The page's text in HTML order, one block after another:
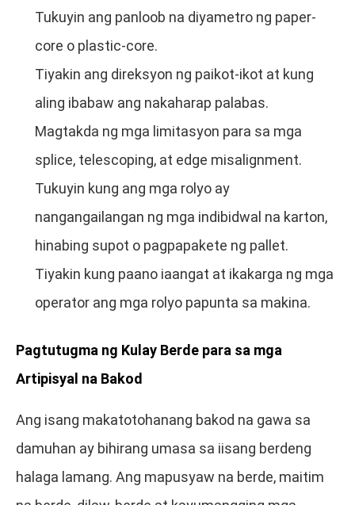
Tukuyin ang panloob na diyametro ng paper-
core o plastic-core.
Tiyakin ang direksyon ng paikot-ikot at kung
aling ibabaw ang nakaharap palabas.
Magtakda ng mga limitasyon para sa mga
splice, telescoping, at edge misalignment.
Tukuyin kung ang mga rolyo ay
nangangailangan ng mga indibidwal na karton,
hinabing supot o pagpapakete ng pallet.
Tiyakin kung paano iaangat at ikakarga ng mga
operator ang mga rolyo papunta sa makina.
Pagtutugma ng Kulay Berde para sa mga
Artipisyal na Bakod
Ang isang makatotohanang bakod na gawa sa
damuhan ay bihirang umasa sa iisang berdeng
halaga lamang. Ang mapusyaw na berde, maitim